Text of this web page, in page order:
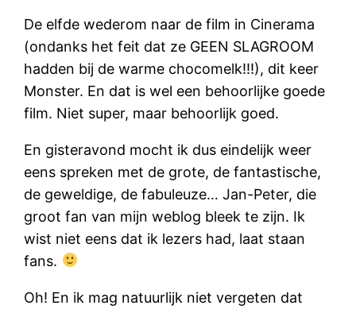
De elfde wederom naar de film in Cinerama
(ondanks het feit dat ze GEEN SLAGROOM
hadden bij de warme chocomelk!!!), dit keer
Monster. En dat is wel een behoorlijke goede
film. Niet super, maar behoorlijk goed.
En gisteravond mocht ik dus eindelijk weer
eens spreken met de grote, de fantastische,
de geweldige, de fabuleuze… Jan-Peter, die
groot fan van mijn weblog bleek te zijn. Ik
wist niet eens dat ik lezers had, laat staan
fans.
Oh! En ik mag natuurlijk niet vergeten dat